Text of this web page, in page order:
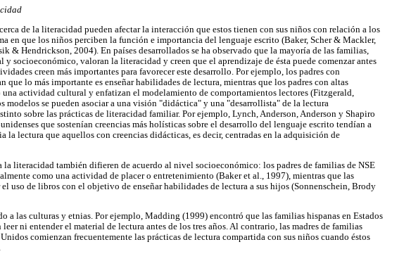
de la literacidad pueden afectar la interacción que estos tienen con sus niños con relación a los
en que los niños perciben la función e importancia del lenguaje escrito (Baker, Scher & Mackler,
& Hendrickson, 2004). En países desarrollados se ha observado que la mayoría de las familias,
socioeconómico, valoran la literacidad y creen que el aprendizaje de ésta puede comenzar antes
creen más importantes para favorecer este desarrollo. Por ejemplo, los padres con
que lo más importante es enseñar habilidades de lectura, mientras que los padres con altas
actividad cultural y enfatizan el modelamiento de comportamientos lectores (Fitzgerald,
modelos se pueden asociar a una visión "didáctica" y una "desarrollista" de la lectura
sobre las prácticas de literacidad familiar. Por ejemplo, Lynch, Anderson, Anderson y Shapiro
que sostenían creencias más holísticas sobre el desarrollo del lenguaje escrito tendían a
la lectura que aquellos con creencias didácticas, es decir, centradas en la adquisición de
la literacidad también difieren de acuerdo al nivel socioeconómico: los padres de familias de NSE
como una actividad de placer o entretenimiento (Baker et al., 1997), mientras que las
uso de libros con el objetivo de enseñar habilidades de lectura a sus hijos (Sonnenschein, Brody
a las culturas y etnias. Por ejemplo, Madding (1999) encontró que las familias hispanas en Estados
ni entender el material de lectura antes de los tres años. Al contrario, las madres de familias
comienzan frecuentemente las prácticas de lectura compartida con sus niños cuando éstos